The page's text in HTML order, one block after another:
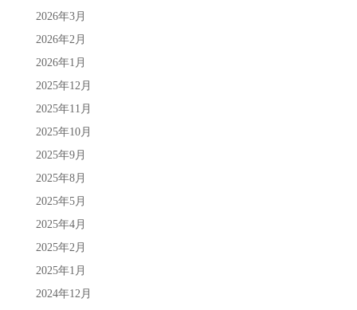
2026年3月
2026年2月
2026年1月
2025年12月
2025年11月
2025年10月
2025年9月
2025年8月
2025年5月
2025年4月
2025年2月
2025年1月
2024年12月